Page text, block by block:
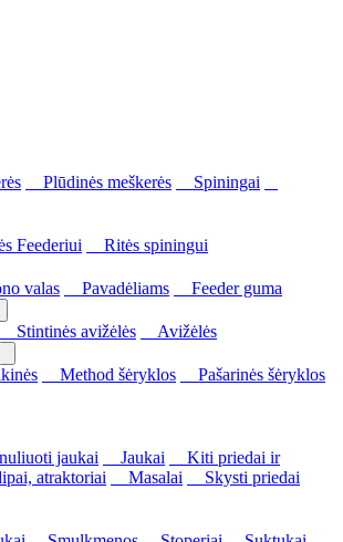
Plūdinės meškerės
Spiningai
Feederiui
Ritės spiningui
valas Pavadėliams
Feeder guma
Stintinės avižėlės
Avižėlės
Method šėryklos
Pašarinės šėryklos
jaukai Jaukai
Kiti priedai ir
atraktoriai Masalai
Skysti priedai